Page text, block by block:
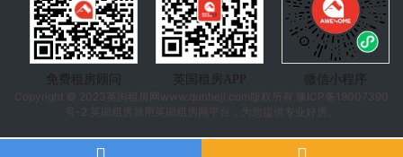
免费租房顾问 英国租房APP
微信小程序
Copyright © 2023 英国租房 网www.qunheji.com版权所有
豫ICP备19007390
号-2 英国租房就用英国租房网平台，为您提供专业好房。